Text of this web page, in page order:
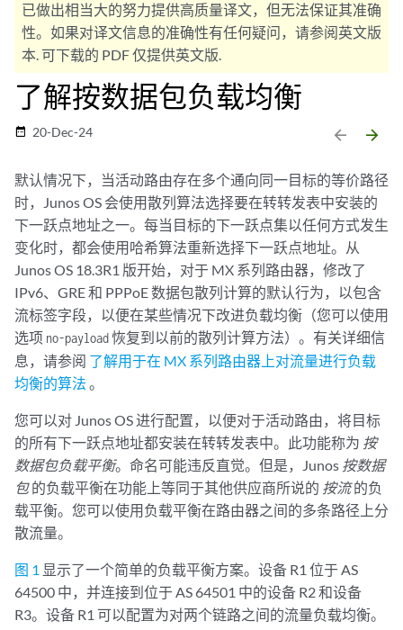
已做出相当大的努力提供高质量译文，但无法保证其准确
性。如果对译文信息的准确性有任何疑问，请参阅英文版
本. 可下载的 PDF 仅提供英文版.
了解按数据包负载均衡
date_range 20-Dec-24 arrow_backward arrow_forward
默认情况下，当活动路由存在多个通向同一目标的等价路径
时，Junos OS 会使用散列算法选择要在转转发表中安装的
下一跃点地址之一。每当目标的下一跃点集以任何方式发生
变化时，都会使用哈希算法重新选择下一跃点地址。从
Junos OS 18.3R1 版开始，对于 MX 系列路由器，修改了
IPv6、GRE 和 PPPoE 数据包散列计算的默认行为，以包含
流标签字段，以便在某些情况下改进负载均衡（您可以使用
选项 no-payload恢复到以前的散列计算方法）。有关详细信
息，请参阅 了解用于在 MX 系列路由器上对流量进行负载
均衡的算法 。
您可以对 Junos OS 进行配置，以便对于活动路由，将目标
的所有下一跃点地址都安装在转转发表中。此功能称为 按
数据包负载平衡。命名可能违反直觉。但是，Junos 按数据
包的负载平衡在功能上等同于其他供应商所说的 按流的负
载平衡。您可以使用负载平衡在路由器之间的多条路径上分
散流量。
图 1 显示了一个简单的负载平衡方案。设备 R1 位于 AS
64500 中，并连接到位于 AS 64501 中的设备 R2 和设备
R3。设备 R1 可以配置为对两个链路之间的流量负载均衡。